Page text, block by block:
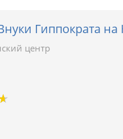
Гиппократа на
центр